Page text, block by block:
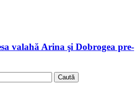
valahă Arina şi Dobrogea pre-